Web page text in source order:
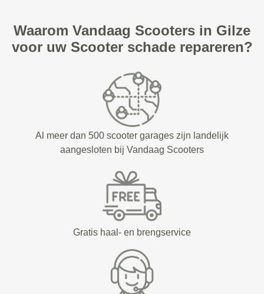
Waarom Vandaag Scooters in Gilze
voor uw Scooter schade repareren?
Al meer dan 500 scooter garages zijn landelijk
aangesloten bij Vandaag Scooters
Gratis haal- en brengservice